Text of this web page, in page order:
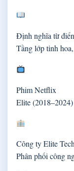
Định nghĩa từ điển
Tầng lớp tinh
Phim Netflix
Elite
Công ty Elite
Phân phối công